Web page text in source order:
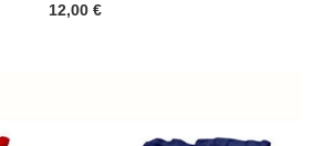
12,00 €